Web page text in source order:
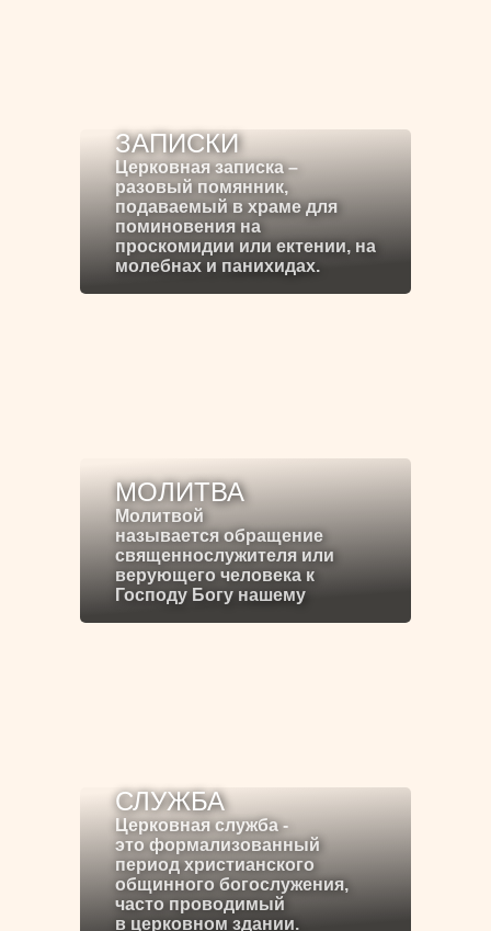
ЗАПИСКИ
Церковная записка –
разовый помянник,
подаваемый в храме для
поминовения на
проскомидии или ектении, на
молебнах и панихидах.
МОЛИТВА
Молитвой
называется обращение
священнослужителя или
верующего человека к
Господу Богу нашему
СЛУЖБА
Церковная служба -
это формализованный
период христианского
общинного богослужения,
часто проводимый
в церковном здании.